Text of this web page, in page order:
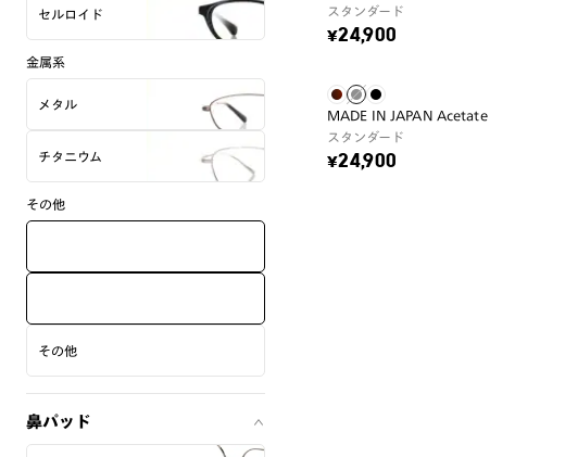
セルロイド
金属系
メタル
チタニウム
その他
その他
鼻パッド
スタンダード
¥24,900
MADE IN JAPAN Acetate
スタンダード
¥24,900